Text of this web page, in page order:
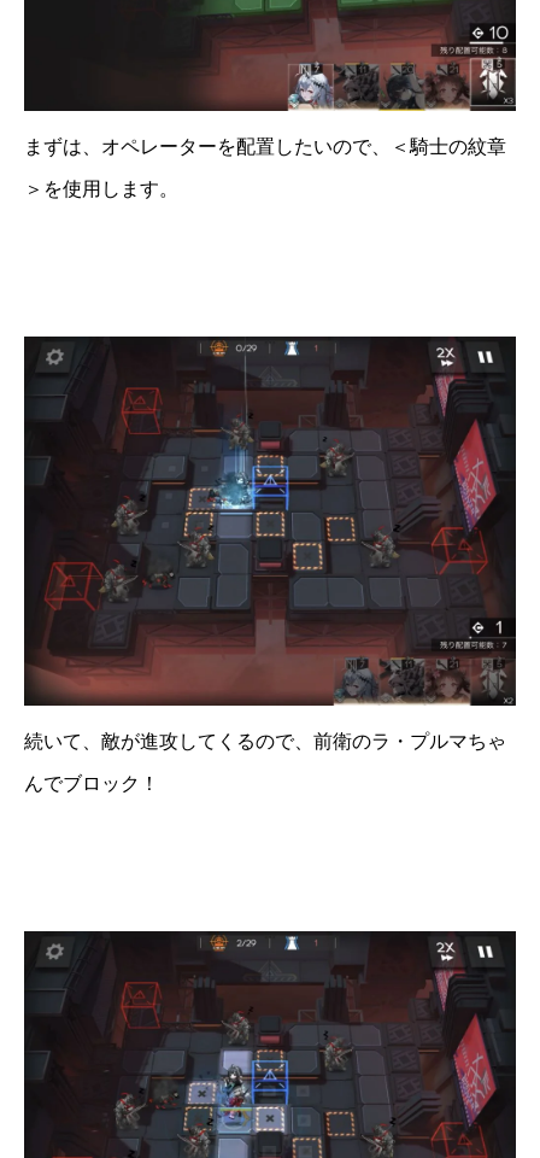
まずは、オペレーターを配置したいので、＜騎士の紋章
＞を使用します。
続いて、敵が進攻してくるので、前衛のラ・プルマちゃ
んでブロック！